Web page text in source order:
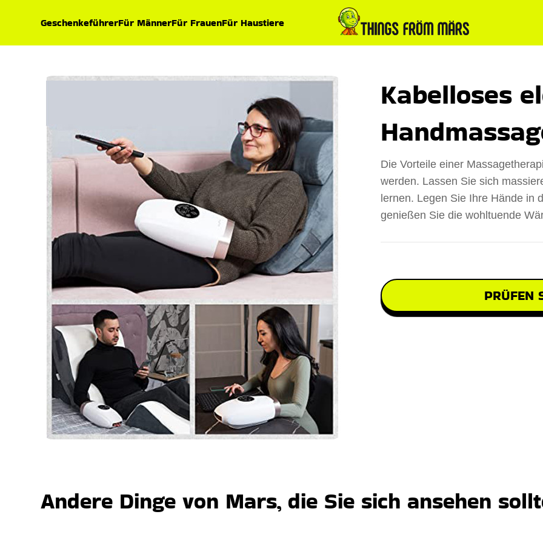
GeschenkeführerFür MännerFür FrauenFür Haustiere
Kabelloses
Die Vorteile einer
werden. Lassen Sie sich
lernen. Legen Sie Ihre Hände in
genießen Sie die wohltuende
PRÜFEN
Andere Dinge von Mars, die Sie sich ansehen